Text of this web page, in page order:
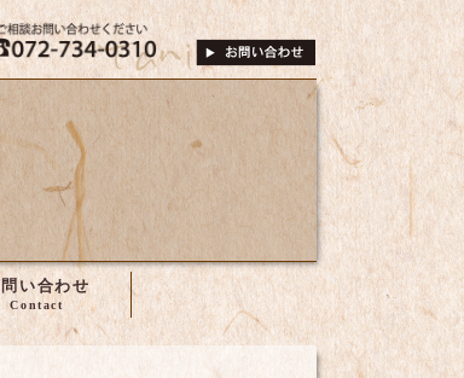
尾へ ご相談・お問い合
072-734-0310
問い合わせ